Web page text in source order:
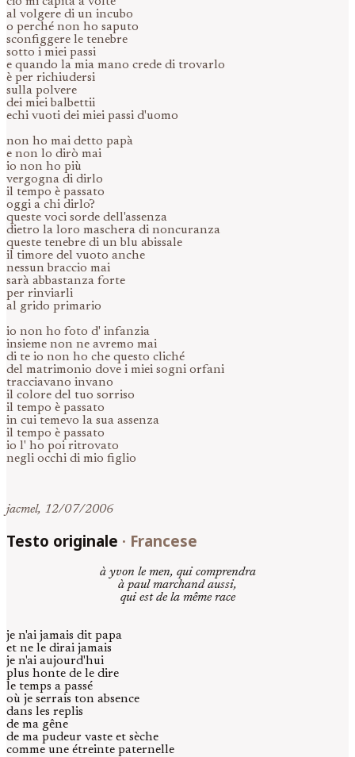
al volgere di un incubo
o perché non ho saputo
sconfiggere le tenebre
sotto i miei passi
e quando la mia mano crede di trovarlo
è per richiudersi
sulla polvere
dei miei balbettii
echi vuoti dei miei passi d'uomo
non ho mai detto papà
e non lo dirò mai
io non ho più
vergogna di dirlo
il tempo è passato
oggi a chi dirlo?
queste voci sorde dell'assenza
dietro la loro maschera di noncuranza
queste tenebre di un blu abissale
il timore del vuoto anche
nessun braccio mai
sarà abbastanza forte
per rinviarli
al grido primario
io non ho foto d' infanzia
insieme non ne avremo mai
di te io non ho che questo cliché
del matrimonio dove i miei sogni orfani
tracciavano invano
il colore del tuo sorriso
il tempo è passato
in cui temevo la sua assenza
il tempo è passato
io l' ho poi ritrovato
negli occhi di mio figlio
jacmel, 12/07/2006
Testo originale · Francese
à yvon le men, qui comprendra
à paul marchand aussi,
qui est de la même race
je n'ai jamais dit papa
et ne le dirai jamais
je n'ai aujourd'hui
plus honte de le dire
le temps a passé
où je serrais ton absence
dans les replis
de ma gêne
de ma pudeur vaste et sèche
comme une étreinte paternelle